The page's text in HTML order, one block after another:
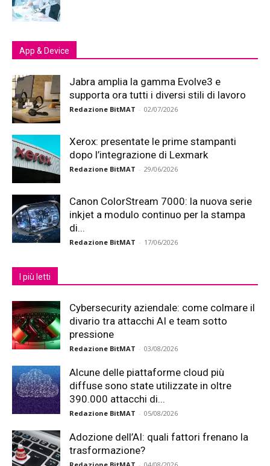
App & Device
Jabra amplia la gamma Evolve3 e
supporta ora tutti i diversi stili di lavoro
Redazione BitMAT - 02/07/2026
Xerox: presentate le prime stampanti
dopo l’integrazione di Lexmark
Redazione BitMAT - 29/06/2026
Canon ColorStream 7000: la nuova serie
inkjet a modulo continuo per la stampa
di...
Redazione BitMAT - 17/06/2026
I più letti
Cybersecurity aziendale: come colmare il
divario tra attacchi AI e team sotto
pressione
Redazione BitMAT - 03/08/2026
Alcune delle piattaforme cloud più
diffuse sono state utilizzate in oltre
390.000 attacchi di...
Redazione BitMAT - 05/08/2026
Adozione dell’AI: quali fattori frenano la
trasformazione?